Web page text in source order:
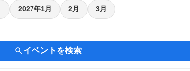
2027年1月 2月 3月
search イベントを検索